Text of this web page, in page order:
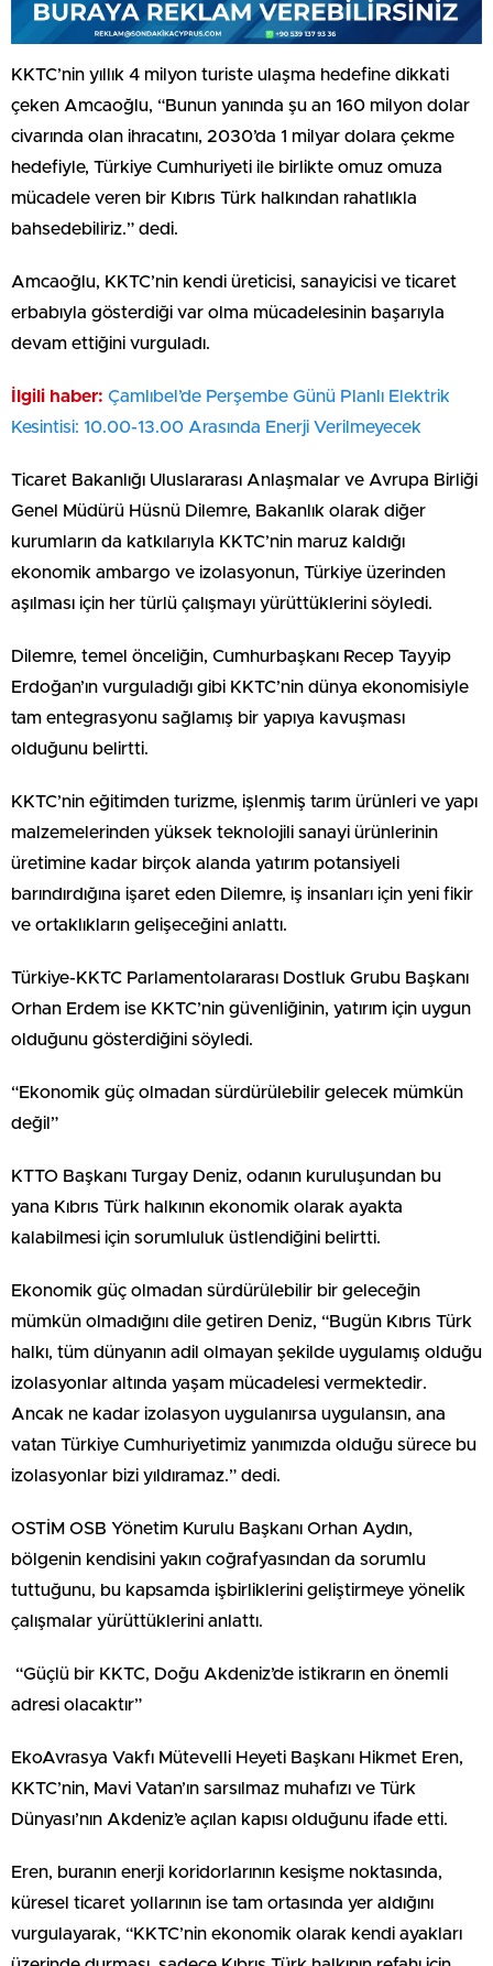
KKTC’nin yıllık 4 milyon turiste ulaşma hedefine dikkati
çeken Amcaoğlu, “Bunun yanında şu an 160 milyon dolar
civarında olan ihracatını, 2030’da 1 milyar dolara çekme
hedefiyle, Türkiye Cumhuriyeti ile birlikte omuz omuza
mücadele veren bir Kıbrıs Türk halkından rahatlıkla
bahsedebiliriz.” dedi.
Amcaoğlu, KKTC’nin kendi üreticisi, sanayicisi ve ticaret
erbabıyla gösterdiği var olma mücadelesinin başarıyla
devam ettiğini vurguladı.
İlgili haber: Çamlıbel’de Perşembe Günü Planlı Elektrik
Kesintisi: 10.00-13.00 Arasında Enerji Verilmeyecek
Ticaret Bakanlığı Uluslararası Anlaşmalar ve Avrupa Birliği
Genel Müdürü Hüsnü Dilemre, Bakanlık olarak diğer
kurumların da katkılarıyla KKTC’nin maruz kaldığı
ekonomik ambargo ve izolasyonun, Türkiye üzerinden
aşılması için her türlü çalışmayı yürüttüklerini söyledi.
Dilemre, temel önceliğin, Cumhurbaşkanı Recep Tayyip
Erdoğan’ın vurguladığı gibi KKTC’nin dünya ekonomisiyle
tam entegrasyonu sağlamış bir yapıya kavuşması
olduğunu belirtti.
KKTC’nin eğitimden turizme, işlenmiş tarım ürünleri ve yapı
malzemelerinden yüksek teknolojili sanayi ürünlerinin
üretimine kadar birçok alanda yatırım potansiyeli
barındırdığına işaret eden Dilemre, iş insanları için yeni fikir
ve ortaklıkların gelişeceğini anlattı.
Türkiye-KKTC Parlamentolararası Dostluk Grubu Başkanı
Orhan Erdem ise KKTC’nin güvenliğinin, yatırım için uygun
olduğunu gösterdiğini söyledi.
“Ekonomik güç olmadan sürdürülebilir gelecek mümkün
değil”
KTTO Başkanı Turgay Deniz, odanın kuruluşundan bu
yana Kıbrıs Türk halkının ekonomik olarak ayakta
kalabilmesi için sorumluluk üstlendiğini belirtti.
Ekonomik güç olmadan sürdürülebilir bir geleceğin
mümkün olmadığını dile getiren Deniz, “Bugün Kıbrıs Türk
halkı, tüm dünyanın adil olmayan şekilde uygulamış olduğu
izolasyonlar altında yaşam mücadelesi vermektedir.
Ancak ne kadar izolasyon uygulanırsa uygulansın, ana
vatan Türkiye Cumhuriyetimiz yanımızda olduğu sürece bu
izolasyonlar bizi yıldıramaz.” dedi.
OSTİM OSB Yönetim Kurulu Başkanı Orhan Aydın,
bölgenin kendisini yakın coğrafyasından da sorumlu
tuttuğunu, bu kapsamda işbirliklerini geliştirmeye yönelik
çalışmalar yürüttüklerini anlattı.
“Güçlü bir KKTC, Doğu Akdeniz’de istikrarın en önemli
adresi olacaktır”
EkoAvrasya Vakfı Mütevelli Heyeti Başkanı Hikmet Eren,
KKTC’nin, Mavi Vatan’ın sarsılmaz muhafızı ve Türk
Dünyası’nın Akdeniz’e açılan kapısı olduğunu ifade etti.
Eren, buranın enerji koridorlarının kesişme noktasında,
küresel ticaret yollarının ise tam ortasında yer aldığını
vurgulayarak, “KKTC’nin ekonomik olarak kendi ayakları